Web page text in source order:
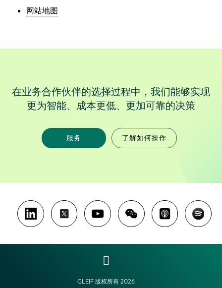
网站地图
在业务合作伙伴的选择过程中，我们能够实现
更为智能、成本更低、更加可靠的决策
服务 了解如何操作
GLEIF 版权所有 2026